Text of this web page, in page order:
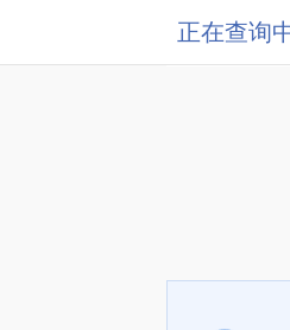
正在查询